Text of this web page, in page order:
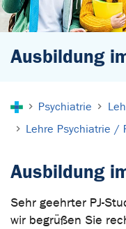
Ausbildung
Psychiatrie
Lehre Psychiatrie /
Ausbildung
Sehr geehrter PJ-
wir begrüßen Sie